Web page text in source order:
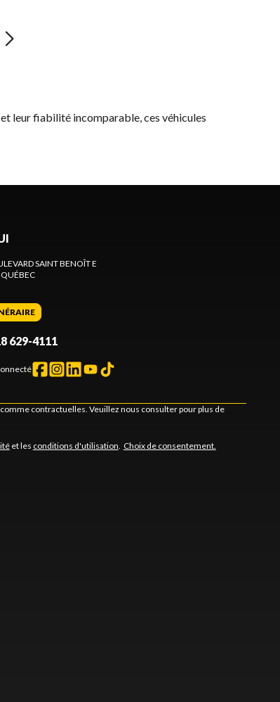
et leur fiabilité incomparable, ces véhicules
SAINT BENOÎT E
, QUÉBEC
629-4111
contractuelles. Veuillez nous consulter pour plus de
et les conditions d'utilisation Choix de consentement.